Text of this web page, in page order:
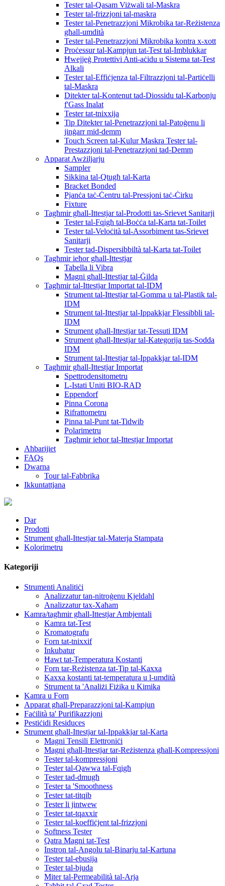
Tester tal-Qasam Viżwali tal-Maskra
Tester tal-frizzjoni tal-maskra
Tester tal-Penetrazzjoni Mikrobika tar-Reżistenza
għall-umdità
Tester tal-Penetrazzjoni Mikrobika kontra x-xott
Proċessur tal-Kampjun tat-Test tal-Imblukkar
Ħwejjeġ Protettivi Anti-aċidu u Sistema tat-Test
Alkali
Tester tal-Effiċjenza tal-Filtrazzjoni tal-Partiċelli
tal-Maskra
Ditekter tal-Kontenut tad-Diossidu tal-Karbonju
f'Gass Inalat
Tester tat-tnixxija
Tip Ditekter tal-Penetrazzjoni tal-Patoġenu li
jinġarr mid-demm
Touch Screen tal-Kulur Maskra Tester tal-
Prestazzjoni tal-Penetrazzjoni tad-Demm
Apparat Awżiljarju
Sampler
Sikkina tal-Qtugħ tal-Karta
Bracket Bonded
Pjanċa taċ-Ċentru tal-Pressjoni taċ-Ċirku
Fixture
Tagħmir għall-Ittestjar tal-Prodotti tas-Srievet Sanitarji
Tester tal-Fqigħ tal-Boċċa tal-Karta tat-Toilet
Tester tal-Veloċità tal-Assorbiment tas-Srievet
Sanitarji
Tester tad-Dispersibbiltà tal-Karta tat-Toilet
Tagħmir ieħor għall-Ittestjar
Tabella li Vibra
Magni għall-Ittestjar tal-Ġilda
Tagħmir tal-Ittestjar Importat tal-IDM
Strument tal-Ittestjar tal-Gomma u tal-Plastik tal-
IDM
Strument tal-Ittestjar tal-Ippakkjar Flessibbli tal-
IDM
Strument għall-Ittestjar tat-Tessuti IDM
Strument għall-Ittestjar tal-Kategorija tas-Sodda
IDM
Strument tal-Ittestjar tal-Ippakkjar tal-IDM
Tagħmir għall-Ittestjar Importat
Spettrodensitometru
L-Istati Uniti BIO-RAD
Eppendorf
Pinna Corona
Rifrattometru
Pinna tal-Punt tat-Tidwib
Polarimetru
Tagħmir ieħor tal-Ittestjar Importat
Aħbarijiet
FAQs
Dwarna
Tour tal-Fabbrika
Ikkuntattjana
Dar
Prodotti
Strument għall-Ittestjar tal-Materja Stampata
Kolorimetru
Kategoriji
Strumenti Analitiċi
Analizzatur tan-nitroġenu Kjeldahl
Analizzatur tax-Xaħam
Kamra/tagħmir għall-Ittestjar Ambjentali
Kamra tat-Test
Kromatografu
Forn tat-tnixxif
Inkubatur
Ħawt tat-Temperatura Kostanti
Forn tar-Reżistenza tat-Tip tal-Kaxxa
Kaxxa kostanti tat-temperatura u l-umdità
Strument ta 'Analiżi Fiżika u Kimika
Kamra u Forn
Apparat għall-Preparazzjoni tal-Kampjun
Faċilità ta' Purifikazzjoni
Pestiċidi Residuces
Strument għall-Ittestjar tal-Ippakkjar tal-Karta
Magni Tensili Elettroniċi
Magni għall-Ittestjar tar-Reżistenza għall-Kompressjoni
Tester tal-kompressjoni
Tester tal-Qawwa tal-Fqigħ
Tester tad-dmugħ
Tester ta 'Smoothness
Tester tat-titqib
Tester li jintwew
Tester tat-tqaxxir
Tester tal-koeffiċjent tal-frizzjoni
Softness Tester
Qatra Magni tat-Test
Instron tal-Angolu tal-Binarju tal-Kartuna
Tester tal-ebusija
Tester tal-bjuda
Miter tal-Permeabilità tal-Arja